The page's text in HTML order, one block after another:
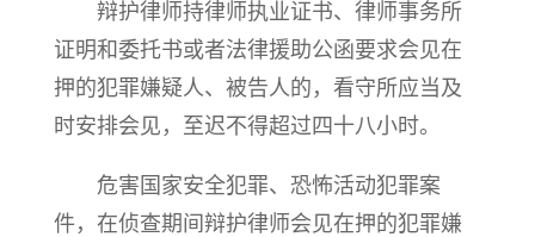
辩护律师持律师执业证书、律师事务所
证明和委托书或者法律援助公函要求会见在
押的犯罪嫌疑人、被告人的，看守所应当及
时安排会见，至迟不得超过四十八小时。
危害国家安全犯罪、恐怖活动犯罪案
件，在侦查期间辩护律师会见在押的犯罪嫌